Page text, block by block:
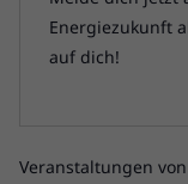
Energiezukunft
auf dich!
Veranstaltungen